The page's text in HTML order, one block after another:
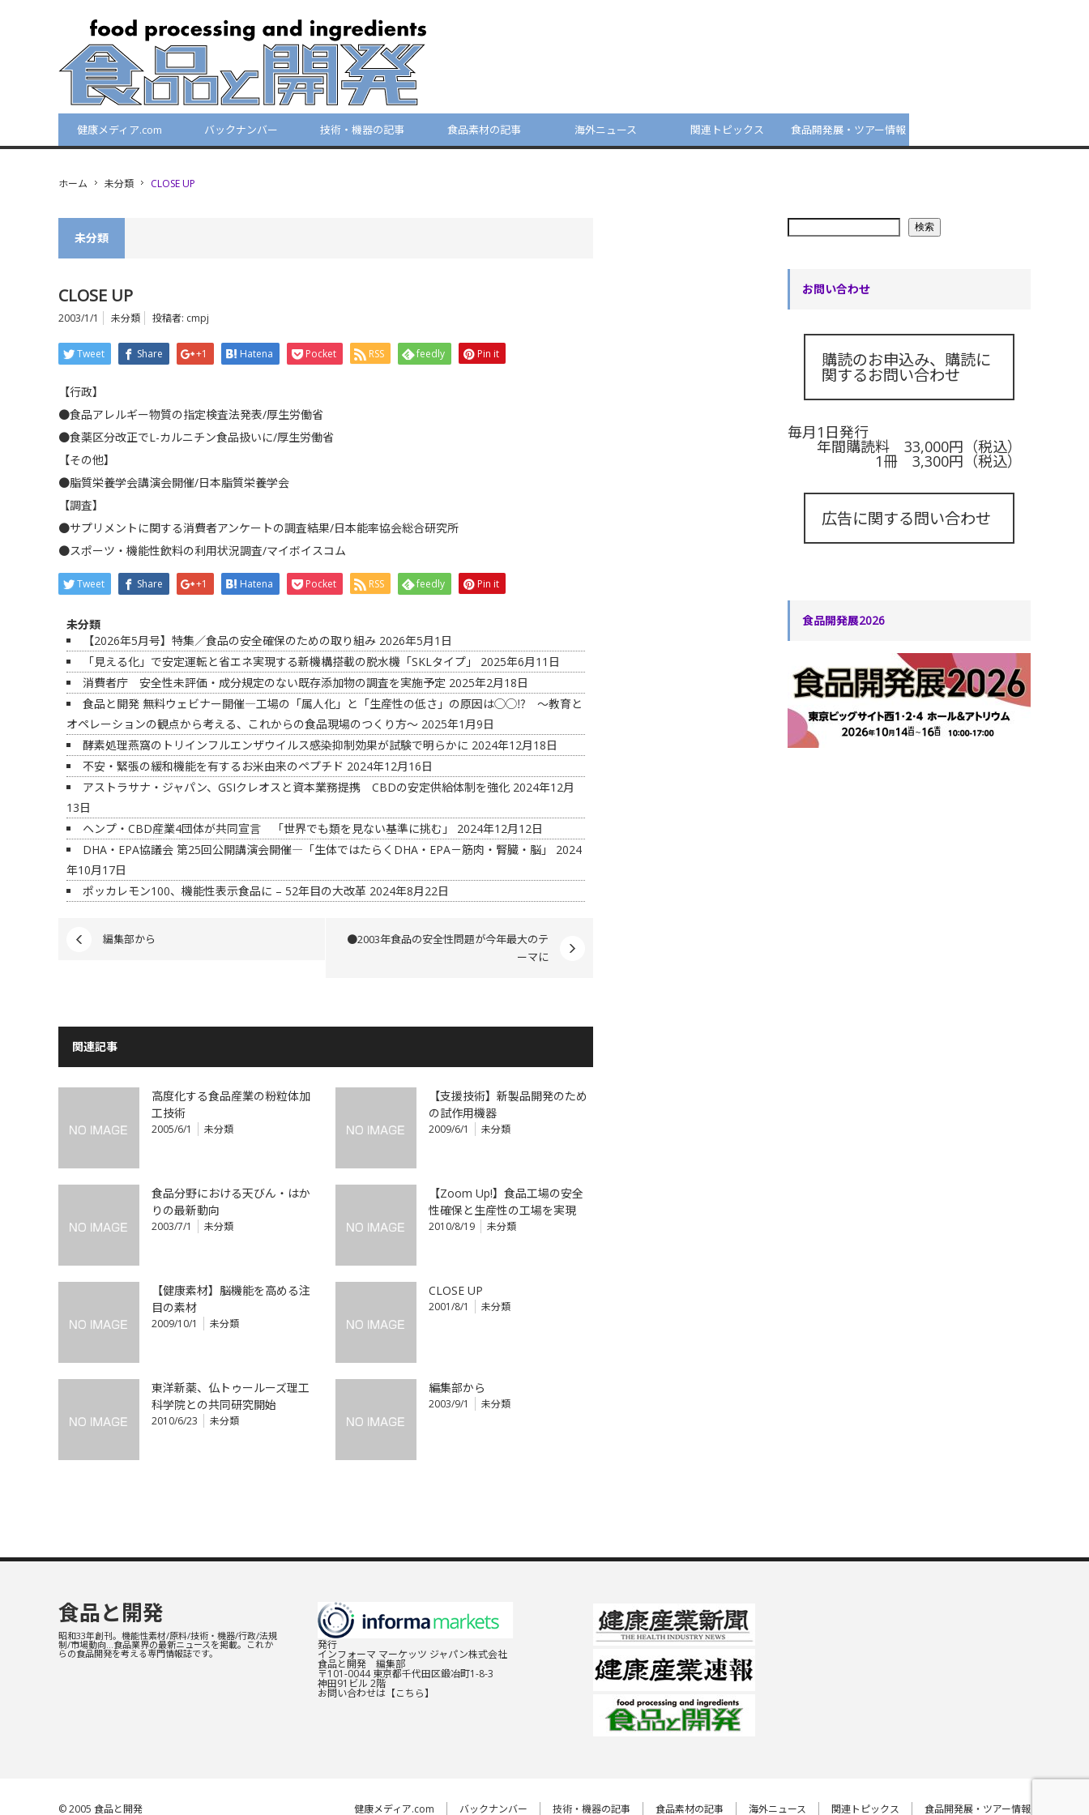
健康メディア.com バックナンバー 技術・機器の記事 食品素材の記事 海外ニュース 関連トピックス 食品開発展・ツアー情報
ホーム 未分類 CLOSE UP
未分類
CLOSE UP
2003/1/1 未分類 投稿者: cmpj
Tweet Share +1 Hatena Pocket RSS feedly Pin it
【行政】
●食品アレルギー物質の指定検査法発表/厚生労働省
●食薬区分改正でL-カルニチン食品扱いに/厚生労働省
【その他】
●脂質栄養学会講演会開催/日本脂質栄養学会
【調査】
●サプリメントに関する消費者アンケートの調査結果/日本能率協会総合研究所
●スポーツ・機能性飲料の利用状況調査/マイボイスコム
Tweet Share +1 Hatena Pocket RSS feedly Pin it
未分類
【2026年5月号】特集／食品の安全確保のための取り組み 2026年5月1日
「見える化」で安定運転と省エネ実現する新機構搭載の脱水機「SKLタイプ」
2025年6月11日
消費者庁 安全性未評価・成分規定のない既存添加物の調査を実施予定 2025年2月18日
食品と開発 無料ウェビナー開催―工場の「属人化」と「生産性の低さ」の原因は◯◯⁉ ～教育と
オペレーションの観点から考える、これからの食品現場のつくり方～ 2025年1月9日
酵素処理燕窩のトリインフルエンザウイルス感染抑制効果が試験で明らかに 2024年12月18日
不安・緊張の緩和機能を有するお米由来のペプチド 2024年12月16日
アストラサナ・ジャパン、GSIクレオスと資本業務提携 CBDの安定供給体制を強化 2024年12月
13日
ヘンプ・CBD産業4団体が共同宣言 「世界でも類を見ない基準に挑む」
2024年12月12日
DHA・EPA協議会 第25回公開講演会開催―「生体ではたらくDHA・EPA－筋肉・腎臓・脳」
2024
年10月17日
ポッカレモン100、機能性表示食品に – 52年目の大改革 2024年8月22日
編集部から
●2003年食品の安全性問題が今年最大のテ
ーマに
関連記事
高度化する食品産業の粉粒体加
工技術
2005/6/1 未分類
【支援技術】新製品開発のため
の試作用機器
2009/6/1 未分類
食品分野における天びん・はか
りの最新動向
2003/7/1 未分類
【Zoom Up!】食品工場の安全
性確保と生産性の工場を実現
2010/8/19 未分類
【健康素材】脳機能を高める注
目の素材
2009/10/1 未分類
CLOSE UP
2001/8/1 未分類
東洋新薬、仏トゥールーズ理工
科学院との共同研究開始
2010/6/23 未分類
編集部から
2003/9/1 未分類
検索
お問い合わせ
購読のお申込み、購読に
関するお問い合わせ
毎月1日発行
年間購読料 33,000円（税込）
1冊 3,300円（税込）
広告に関する問い合わせ
食品開発展2026
発行
インフォーマ マーケッツ ジャパン株式会社
食品と開発 編集部
〒101-0044 東京都千代田区鍛冶町1-8-3
神田91ビル 2階
お問い合わせは 【こちら】
食品と開発
昭和33年創刊。機能性素材/原料/技術・機器/行政/法規
制/市場動向…食品業界の最新ニュースを掲載。これか
らの食品開発を考える専門情報誌です。
健康メディア.com バックナンバー 技術・機器の記事 食品素材の記事 海外ニュース 関連トピックス 食品開発展・ツアー情報
© 2005 食品と開発